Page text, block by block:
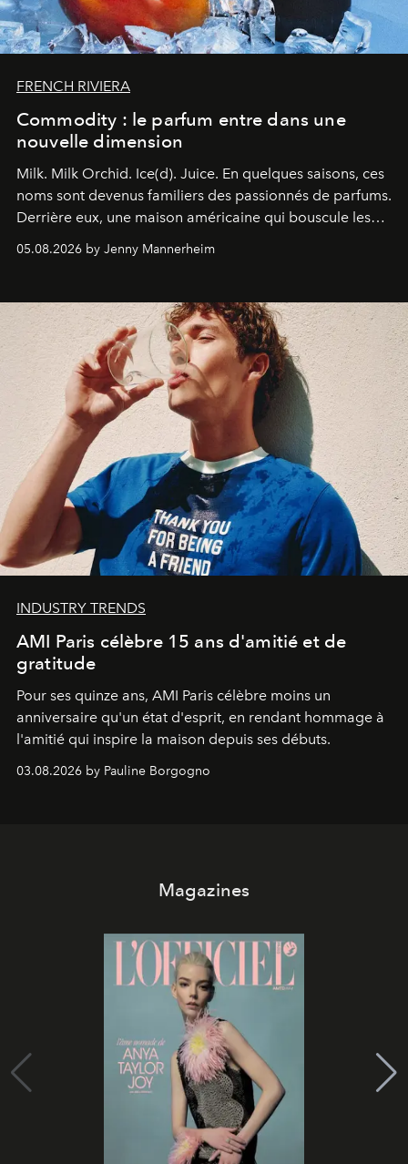
FRENCH RIVIERA
Commodity : le parfum entre dans une
nouvelle dimension
Milk. Milk Orchid. Ice(d). Juice. En quelques saisons, ces
noms sont devenus familiers des passionnés de parfums.
Derrière eux, une maison américaine qui bouscule les
une approche aussi intuitive que personnelle :
05.08.2026 by Jenny Mannerheim
INDUSTRY TRENDS
AMI Paris célèbre 15 ans d'amitié et de
gratitude
Pour ses quinze ans, AMI Paris célèbre moins un
anniversaire qu'un état d'esprit, en rendant hommage à
l'amitié qui inspire la maison depuis ses débuts.
03.08.2026 by Pauline Borgogno
Magazines